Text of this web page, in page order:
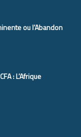
ou l’Abandon
: L’Afrique